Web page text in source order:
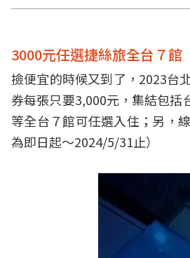
3000元任選捷絲旅全台７館
撿便宜的時候又到了，2023台
券每張只要3,000元，集結包
等全台７館可任選入住；另，
為即日起～2024/5/31止）